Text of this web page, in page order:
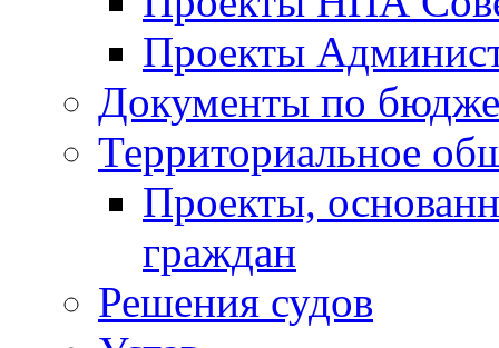
Проекты
Документы по
Территориальное
Проекты,
граждан
Решения судов